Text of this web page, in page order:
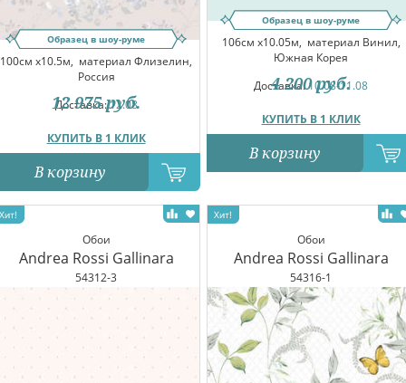
Образец в шоу-руме
100см x10.5м, материал Флизелин,
Россия
Доставка:12.08
КУПИТЬ В 1 КЛИК
12 975 руб.
В корзину
Образец в шоу-руме
106см x10.05м, материал Винил,
Южная Корея
Доставка:10.08-11.08
КУПИТЬ В 1 КЛИК
4 200 руб.
В корзину
Обои
Andrea Rossi Gallinara
54312-3
Обои
Andrea Rossi Gallinara
54316-1